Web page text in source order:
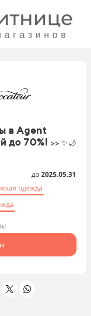
в Agent
до 70%! >> ✨🌙
до 2025.05.31
одежда